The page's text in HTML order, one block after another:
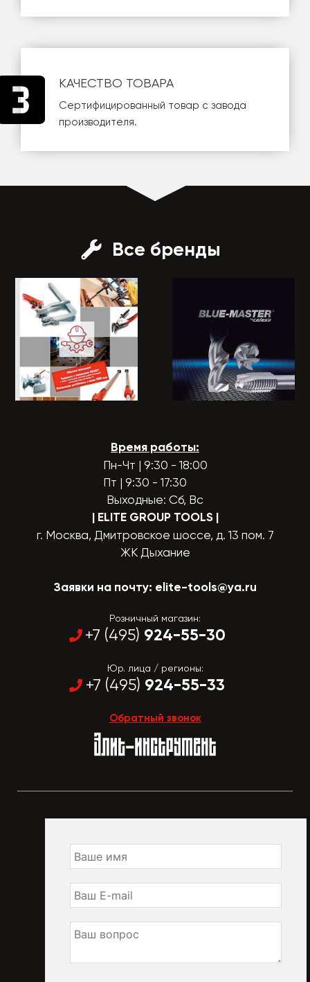
КАЧЕСТВО ТОВАРА
Сертифицированный товар с завода
производителя.
Все бренды
Время работы:
Пн-Чт | 9:30 - 18:00
Пт | 9:30 - 17:30
Выходные: Сб, Вс
| ELITE GROUP TOOLS |
г. Москва, Дмитровское шоссе, д. 13 пом. 7
ЖК Дыхание
Заявки на почту: elite-tools@ya.ru
Розничный магазин:
+7 (495) 924-55-30
Юр. лица / регионы:
+7 (495) 924-55-33
Обратный звонок